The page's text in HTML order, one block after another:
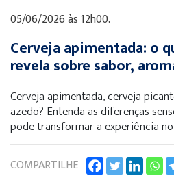
05/06/2026 às 12h00.
Cerveja apimentada: o
revela sobre sabor,
Cerveja apimentada, cerveja
azedo? Entenda as diferenças
pode transformar a experiência
COMPARTILHE